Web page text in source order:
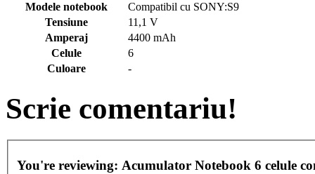
Modele notebook
Compatibil cu SONY:S9
Tensiune
11,1 V
Amperaj
4400 mAh
Celule
6
Culoare
-
Scrie comentariu!
You're reviewing: Acumulator Notebook 6 celule